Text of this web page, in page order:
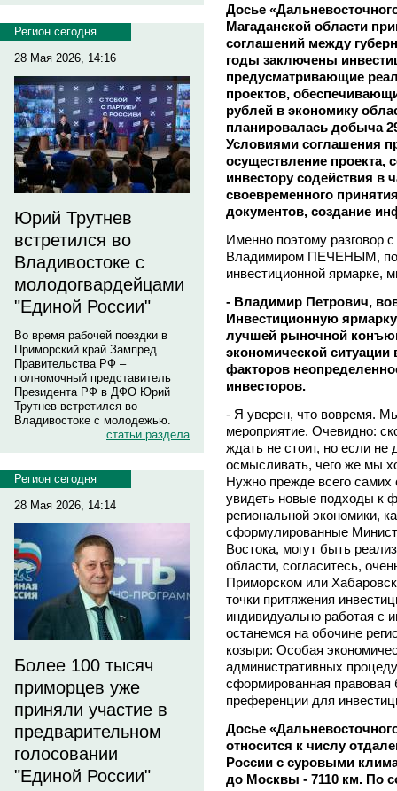
Регион сегодня
28 Мая 2026, 14:16
Юрий Трутнев
встретился во
Владивостоке с
молодогвардейцами
"Единой России"
Во время рабочей поездки в
Приморский край Зампред
Правительства РФ –
полномочный представитель
Президента РФ в ДФО Юрий
Трутнев встретился во
Владивостоке с молодежью.
статьи раздела
Регион сегодня
28 Мая 2026, 14:14
Более 100 тысяч
приморцев уже
приняли участие в
предварительном
голосовании
"Единой России"
Досье
Магаданской области
соглашений между
годы заключены
предусматривающие
проектов,
рублей в экономику
планировалась добыча
Условиями соглашения
осуществление проекта,
инвестору содействия в
своевременного
документов, создание
Именно поэтому разговор
Владимиром ПЕЧЕНЫМ,
инвестиционной ярмарке,
- Владимир Петрович,
Инвестиционную
лучшей рыночной
экономической ситуации
факторов
инвесторов.
- Я уверен, что вовремя.
мероприятие. Очевидно:
ждать не стоит, но если не
осмысливать, чего же мы
Нужно прежде всего самих
увидеть новые подходы к
региональной экономики,
сформулированные
Востока, могут быть
области, согласитесь,
Приморском или
точки притяжения
индивидуально работая с
останемся на обочине
козыри: Особая
административных
сформированная правовая
преференции для
Досье
относится к числу
России с суровыми
до Москвы - 7110 км. По